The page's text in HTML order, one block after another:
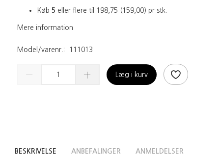
Køb 5 eller flere til 198,75 (159,00) pr stk.
Mere information
Model/varenr.: 111013
Læg i kurv
BESKRIVELSE ANBEFALINGER ANMELDELSER